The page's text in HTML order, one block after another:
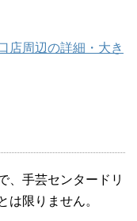
店周辺の詳細・大き
、手芸センタードリ
は限りません。